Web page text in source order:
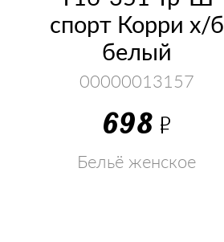
спорт Корри х/б
белый
00000013157
698 Р
Бельё женское